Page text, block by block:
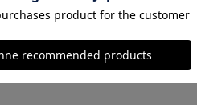
Inc. All rights reserved.